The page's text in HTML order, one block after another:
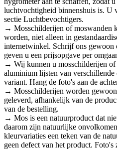
luchtvochtigheid binnenshuis is. U
sectie Luchtbevochtigers.
→ Mosschilderijen of moswanden
worden, niet alleen in
internetwinkel. Schrijf ons gewoon
geven u een prijsopgave per
→ Wij kunnen u mosschilderijen
aluminium lijsten van
variant. Hang de foto's aan de
→ Mosschilderijen worden
geleverd, afhankelijk van de
van de bestelling.
→ Mos is een natuurproduct dat
daarom zijn natuurlijke
kleurvariaties een teken van de
geen defect van het product.